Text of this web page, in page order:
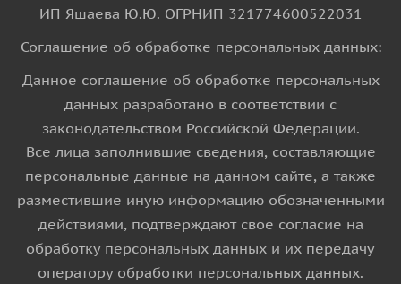
ИП Яшаева Ю.Ю. ОГРНИП 321774600522031
Соглашение об обработке персональных данных:
Данное соглашение об обработке персональных
данных разработано в соответствии с
законодательством Российской Федерации.
Все лица заполнившие сведения, составляющие
персональные данные на данном сайте, а также
разместившие иную информацию обозначенными
действиями, подтверждают свое согласие на
обработку персональных данных и их передачу
оператору обработки персональных данных.